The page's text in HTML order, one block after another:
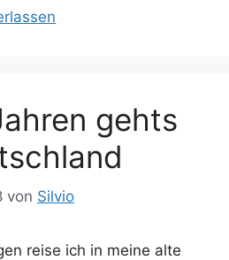
gehts
von Silvio
reise ich in meine alte